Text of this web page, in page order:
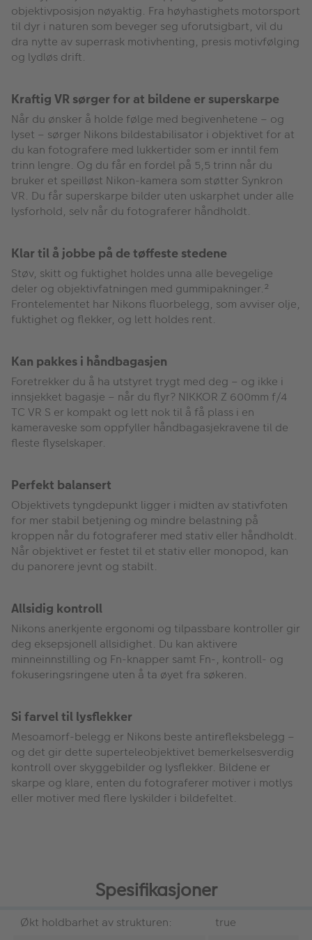
objektivposisjon nøyaktig. Fra høyhastighets motorsport
til dyr i naturen som beveger seg uforutsigbart, vil du
dra nytte av superrask motivhenting, presis motivfølging
og lydløs drift.
Kraftig VR sørger for at bildene er superskarpe
Når du ønsker å holde følge med begivenhetene – og
lyset – sørger Nikons bildestabilisator i objektivet for at
du kan fotografere med lukkertider som er inntil fem
trinn lengre. Og du får en fordel på 5,5 trinn når du
bruker et speilløst Nikon-kamera som støtter Synkron
VR. Du får superskarpe bilder uten uskarphet under alle
lysforhold, selv når du fotograferer håndholdt.
Klar til å jobbe på de tøffeste stedene
Støv, skitt og fuktighet holdes unna alle bevegelige
deler og objektivfatningen med gummipakninger.²
Frontelementet har Nikons fluorbelegg, som avviser olje,
fuktighet og flekker, og lett holdes rent.
Kan pakkes i håndbagasjen
Foretrekker du å ha utstyret trygt med deg – og ikke i
innsjekket bagasje – når du flyr? NIKKOR Z 600mm f/4
TC VR S er kompakt og lett nok til å få plass i en
kameraveske som oppfyller håndbagasjekravene til de
fleste flyselskaper.
Perfekt balansert
Objektivets tyngdepunkt ligger i midten av stativfoten
for mer stabil betjening og mindre belastning på
kroppen når du fotograferer med stativ eller håndholdt.
Når objektivet er festet til et stativ eller monopod, kan
du panorere jevnt og stabilt.
Allsidig kontroll
Nikons anerkjente ergonomi og tilpassbare kontroller gir
deg eksepsjonell allsidighet. Du kan aktivere
minneinnstilling og Fn-knapper samt Fn-, kontroll- og
fokuseringsringene uten å ta øyet fra søkeren.
Si farvel til lysflekker
Mesoamorf-belegg er Nikons beste antirefleksbelegg –
og det gir dette superteleobjektivet bemerkelsesverdig
kontroll over skyggebilder og lysflekker. Bildene er
skarpe og klare, enten du fotograferer motiver i motlys
eller motiver med flere lyskilder i bildefeltet.
Spesifikasjoner
Økt holdbarhet av strukturen:
true